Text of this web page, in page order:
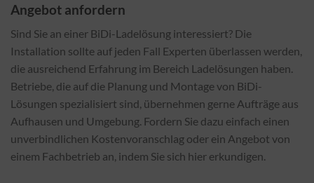
Angebot anfordern
Sind Sie an einer BiDi-Ladelösung interessiert? Die
Installation sollte auf jeden Fall Experten überlassen werden,
die ausreichend Erfahrung im Bereich Ladelösungen haben.
Betriebe, die auf die Planung und Montage von BiDi-
Lösungen spezialisiert sind, übernehmen gerne Aufträge aus
Aufhausen und Umgebung. Fordern Sie dazu einfach einen
unverbindlichen Kostenvoranschlag oder ein Angebot von
einem Fachbetrieb an, indem Sie sich hier erkundigen.